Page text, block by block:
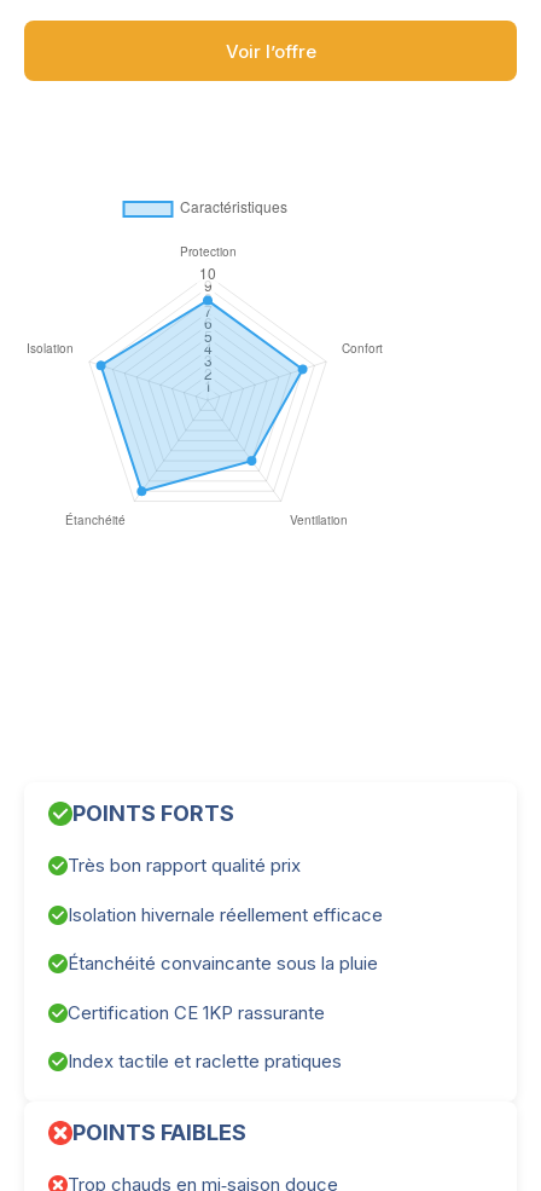
Voir l’offre
POINTS FORTS
Très bon rapport qualité prix
Isolation hivernale réellement efficace
Étanchéité convaincante sous la pluie
Certification CE 1KP rassurante
Index tactile et raclette pratiques
POINTS FAIBLES
Trop chauds en mi‑saison douce